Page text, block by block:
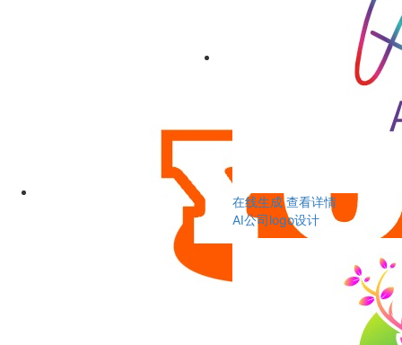
在线生成 查看详情
AI公司logo设计